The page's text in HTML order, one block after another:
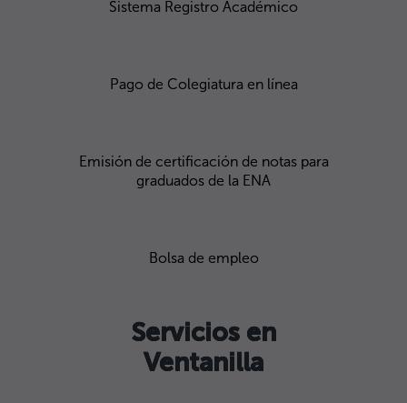
Sistema Registro Académico
Pago de Colegiatura en línea
Emisión de certificación de notas para
graduados de la ENA
Bolsa de empleo
Servicios en
Ventanilla